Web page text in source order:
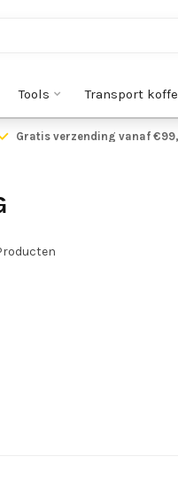
Tools Transport
Gratis verzending vanaf